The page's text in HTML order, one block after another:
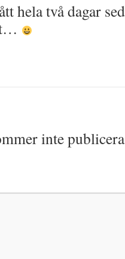
hela två dagar
inte